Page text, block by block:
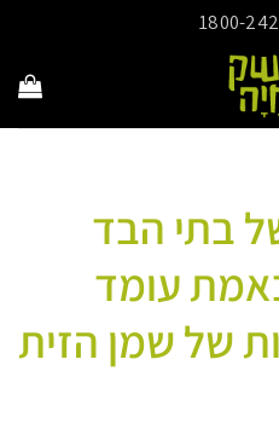
1800-
בתי הבד
עומד
של שמן הזית